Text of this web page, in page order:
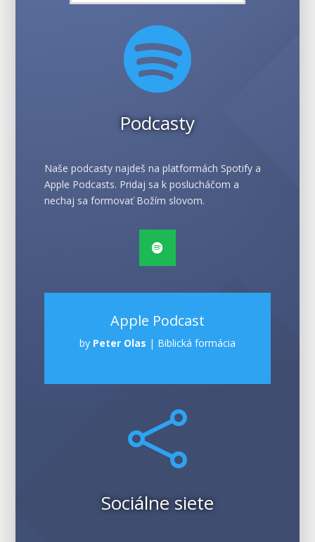

Podcasty
Naše podcasty najdeš na platformách Spotify a
Apple Podcasts. Pridaj sa k poslucháčom a
nechaj sa formovať Božím slovom.
Apple Podcast
by Peter Olas | Biblická formácia

Sociálne siete